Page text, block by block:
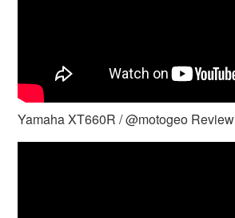
Yamaha XT660R / @motogeo Review